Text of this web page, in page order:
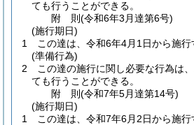
ても行うことができる。
附 則(令和6年3月達第6号)
(施行期日)
1
この達は、令和6年4月1日から施行
(準備行為)
2
この達の施行に関し必要な行為は
ても行うことができる。
附 則(令和7年5月達第14号)
(施行期日)
1
この達は、令和7年6月2日から施行